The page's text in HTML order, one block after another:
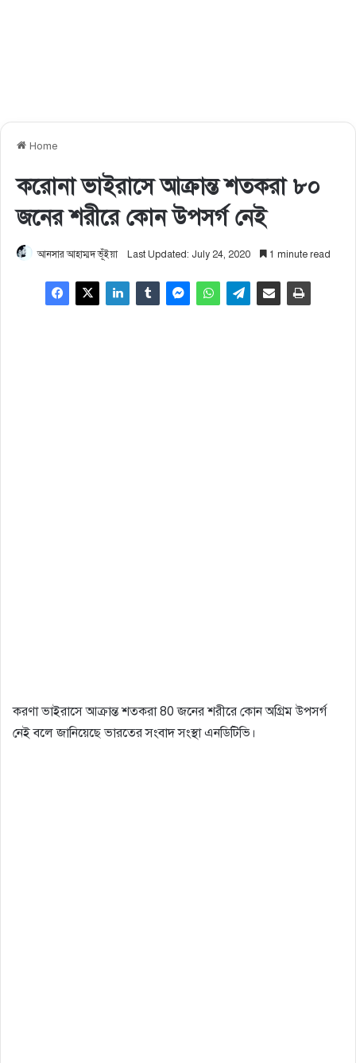
Home
করোনা ভাইরাসে আক্রান্ত শতকরা ৮০
জনের শরীরে কোন উপসর্গ নেই
আনসার আহাম্মদ ভূঁইয়া Last Updated: July 24, 2020 1 minute read
করণা ভাইরাসে আক্রান্ত শতকরা 80 জনের শরীরে কোন অগ্রিম উপসর্গ
নেই বলে জানিয়েছে ভারতের সংবাদ সংস্থা এনডিটিভি।